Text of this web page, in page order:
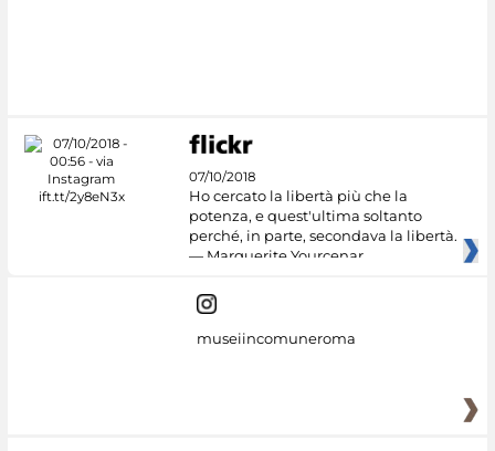
07/10/2018
Ho cercato la libertà più che la
potenza, e quest'ultima soltanto
perché, in parte, secondava la libertà.
— Marguerite Yourcenar
museiincomuneroma